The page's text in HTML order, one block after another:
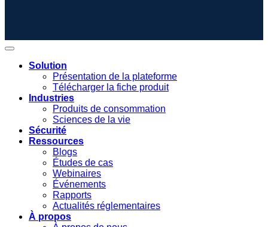
Solution
Présentation de la plateforme
Télécharger la fiche produit
Industries
Produits de consommation
Sciences de la vie
Sécurité
Ressources
Blogs
Études de cas
Webinaires
Événements
Rapports
Actualités réglementaires
À propos